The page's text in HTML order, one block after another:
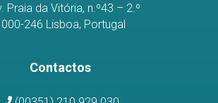
Praia da Vitória, n.º43 – 2.º
246 Lisboa, Portugal
Contactos